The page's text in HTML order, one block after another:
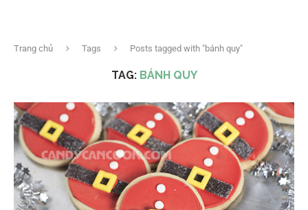
Trang chủ Tags Posts tagged with "bánh quy"
TAG: BÁNH QUY